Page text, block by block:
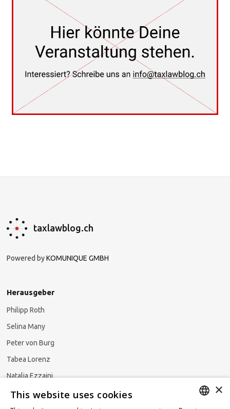
taxlawblog.ch
Powered byKOMUNIQUE GMBH
Herausgeber
Philipp Roth
Selina Many
Peter von Burg
Tabea Lorenz
Natalja Ezzaini
×
This website uses cookies